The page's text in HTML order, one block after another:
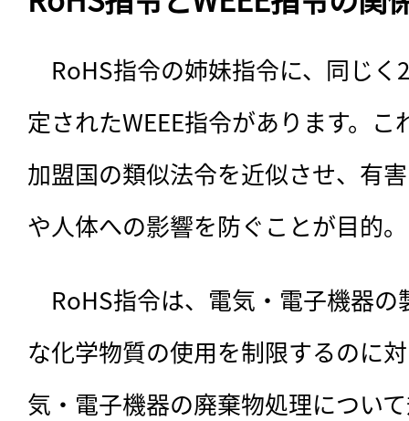
RoHS指令の姉妹指令に、同じく
定されたWEEE指令があります。
加盟国の類似法令を近似させ、有
や人体への影響を防ぐことが目的。
RoHS指令は、電気・電子機器の
な化学物質の使用を制限するのに
気・電子機器の廃棄物処理につい